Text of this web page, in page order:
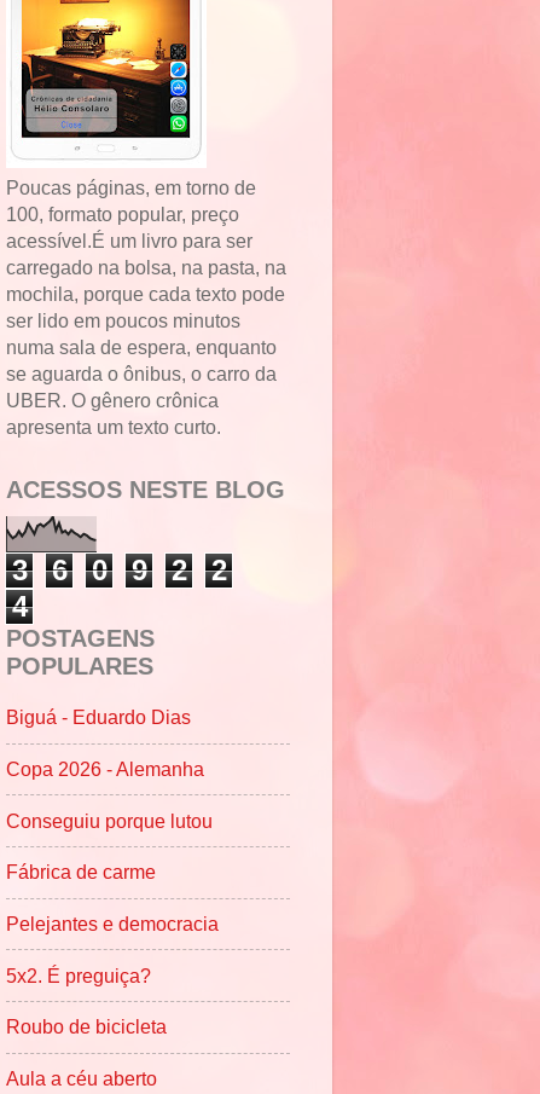
Poucas páginas, em torno de
100, formato popular, preço
acessível.É um livro para ser
carregado na bolsa, na pasta, na
mochila, porque cada texto pode
ser lido em poucos minutos
numa sala de espera, enquanto
se aguarda o ônibus, o carro da
UBER. O gênero crônica
apresenta um texto curto.
ACESSOS NESTE BLOG
3 6 0 9 2
2
4
POSTAGENS
POPULARES
Biguá - Eduardo Dias
Copa 2026 - Alemanha
Conseguiu porque lutou
Fábrica de carme
Pelejantes e democracia
5x2. É preguiça?
Roubo de bicicleta
Aula a céu aberto